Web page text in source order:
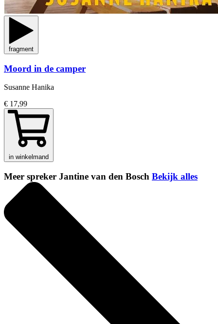
fragment
Moord in de camper
Susanne Hanika
€ 17,99
in winkelmand
Meer spreker Jantine van den Bosch Bekijk alles